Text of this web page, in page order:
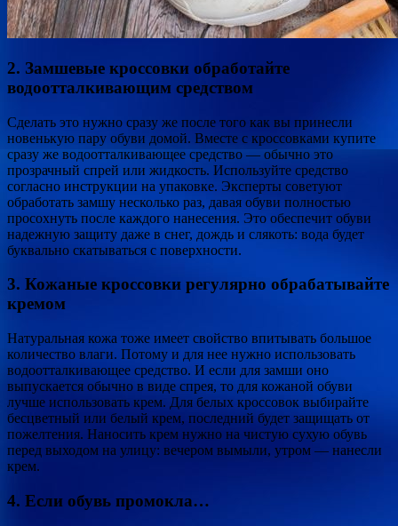
2. Замшевые кроссовки обработайте
водоотталкивающим средством
Сделать это нужно сразу же после того как вы принесли
новенькую пару обуви домой. Вместе с кроссовками купите
сразу же водоотталкивающее средство — обычно это
прозрачный спрей или жидкость. Используйте средство
согласно инструкции на упаковке. Эксперты советуют
обработать замшу несколько раз, давая обуви полностью
просохнуть после каждого нанесения. Это обеспечит обуви
надежную защиту даже в снег, дождь и слякоть: вода будет
буквально скатываться с поверхности.
3. Кожаные кроссовки регулярно обрабатывайте
кремом
Натуральная кожа тоже имеет свойство впитывать большое
количество влаги. Потому и для нее нужно использовать
водоотталкивающее средство. И если для замши оно
выпускается обычно в виде спрея, то для кожаной обуви
лучше использовать крем. Для белых кроссовок выбирайте
бесцветный или белый крем, последний будет защищать от
пожелтения. Наносить крем нужно на чистую сухую обувь
перед выходом на улицу: вечером вымыли, утром — нанесли
крем.
4. Если обувь промокла…